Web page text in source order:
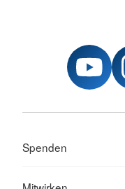
Spenden